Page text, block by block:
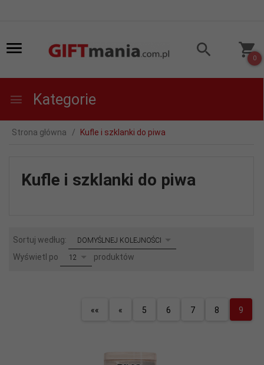
0
Kategorie
Strona główna Kufle i szklanki do piwa
Kufle i szklanki do piwa
Sortuj według: sortDOMYŚLNEJ KOLEJNOŚCI
Wyświetl po pop12 produktów
«« « 5 6 7 8 9